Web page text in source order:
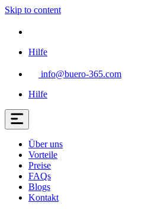
Skip to content
Hilfe
info@buero-365.com
Hilfe
Über uns
Vorteile
Preise
FAQs
Blogs
Kontakt